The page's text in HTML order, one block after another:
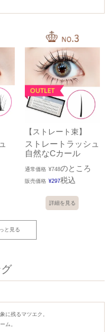
【ストレート束】
ストレートラッシュ
自然なCカール
通常価格 ¥748のところ
販売価格 ¥297税込
詳細を見る
と見る
に残るマツエク。
ム。